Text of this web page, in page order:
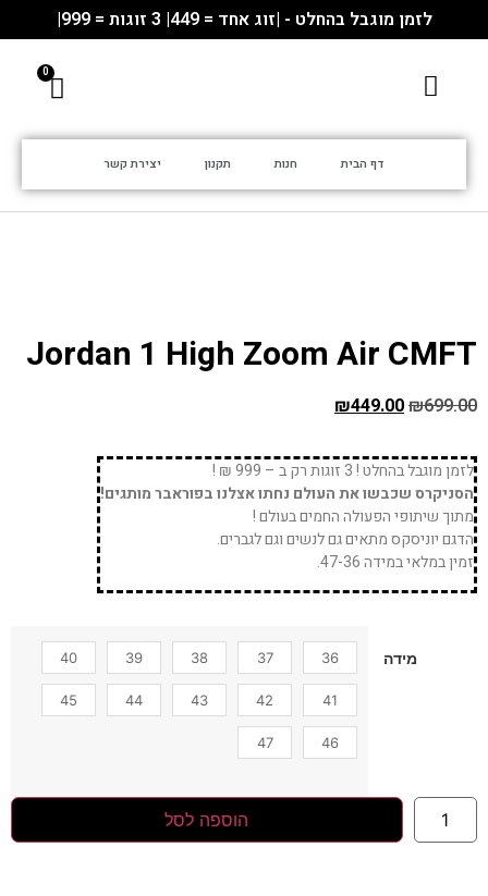
לזמן מוגבל בהחלט - |זוג אחד = 449| 3 זוגות = 999|
דף הבית חנות תקנון יצירת קשר
Jordan 1 High Zoom Air CMFT
₪699.00
₪449.00
לזמן מוגבל בהחלט ! 3 זוגות רק ב – 999 ₪ !
הסניקרס שכבשו את העולם נחתו אצלנו בפוראבר מותגים!
מתוך שיתופי הפעולה החמים בעולם !
הדגם יוניסקס מתאים גם לנשים וגם לגברים.
זמין במלאי במידה 47-36.
מידה 36
37
38
39
40
41
42
43
44
45
46
47
הוספה לסל